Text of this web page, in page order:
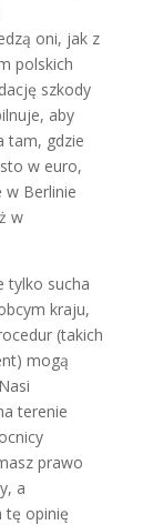
oni, jak z
polskich
szkody
aby
tam, gdzie
w euro,
w Berlinie
w
tylko sucha
kraju,
(takich
mogą
terenie
prawo
a
tę opinię